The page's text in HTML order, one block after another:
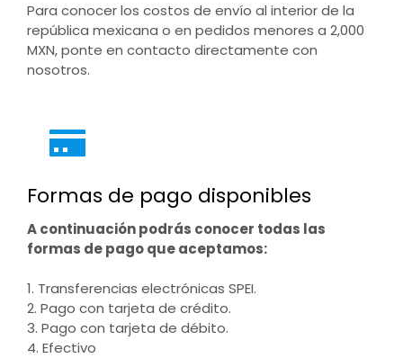
Para conocer los costos de envío al interior de la
república mexicana o en pedidos menores a 2,000
MXN, ponte en contacto directamente con
nosotros.
Formas de pago disponibles
A continuación podrás conocer todas las
formas de pago que aceptamos:
1. Transferencias electrónicas SPEI.
2. Pago con tarjeta de crédito.
3. Pago con tarjeta de débito.
4. Efectivo